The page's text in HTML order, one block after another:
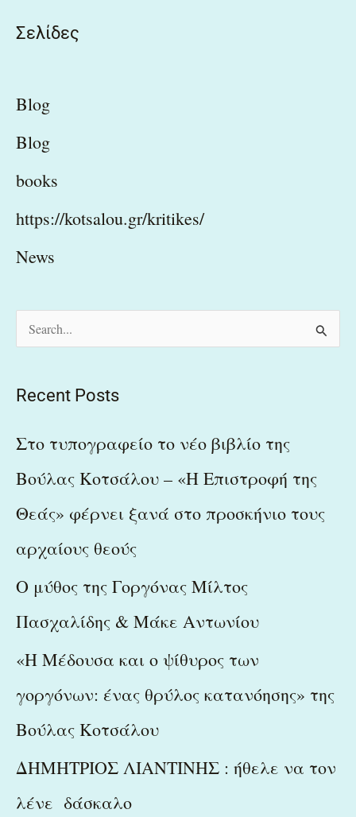
Σελίδες
Blog
Blog
books
https://kotsalou.gr/kritikes/
News
c
f
o
Recent Posts
Στο τυπογραφείο το νέο βιβλίο της
Βούλας Κοτσάλου – «Η Επιστροφή της
Θεάς» φέρνει ξανά στο προσκήνιο τους
αρχαίους θεούς
Ο μύθος της Γοργόνας Μίλτος
Πασχαλίδης & Μάκε Αντωνίου
«Η Μέδουσα και ο ψίθυρος των
γοργόνων: ένας θρύλος κατανόησης» της
Βούλας Κοτσάλου
ΔΗΜΗΤΡΙΟΣ ΛΙΑΝΤΙΝΗΣ : ήθελε να τον
λένε δάσκαλο